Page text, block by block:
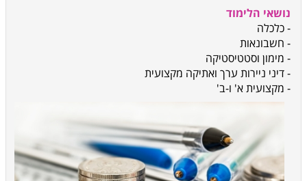
נושאי הלימוד
- כלכלה
- חשבונאות
- מימון וסטטיסטיקה
- דיני ניירות ערך ואתיקה מקצועית
- מקצועית א' ו-ב'